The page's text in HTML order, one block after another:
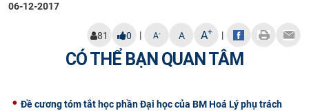
06-12-2017
81 0 | A- A A+ |
CÓ THỂ BẠN QUAN TÂM
Đề cương tóm tắt học phần Đại học của BM Hoá Lý phụ trách